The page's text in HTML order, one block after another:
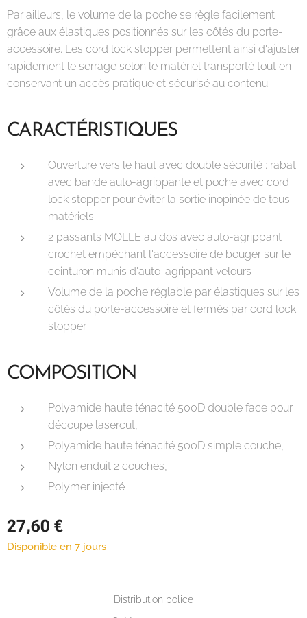
Par ailleurs, le volume de la poche se règle facilement
grâce aux élastiques positionnés sur les côtés du porte-
accessoire. Les cord lock stopper permettent ainsi d'ajuster
rapidement le serrage selon le matériel transporté tout en
conservant un accès pratique et sécurisé au contenu.
CARACTÉRISTIQUES
Ouverture vers le haut avec double sécurité : rabat
avec bande auto-agrippante et poche avec cord
lock stopper pour éviter la sortie inopinée de tous
matériels
2 passants MOLLE au dos avec auto-agrippant
crochet empêchant l'accessoire de bouger sur le
ceinturon munis d'auto-agrippant velours
Volume de la poche réglable par élastiques sur les
côtés du porte-accessoire et fermés par cord lock
stopper
COMPOSITION
Polyamide haute ténacité 500D double face pour
découpe lasercut,
Polyamide haute ténacité 500D simple couche,
Nylon enduit 2 couches,
Polymer injecté
27,60 €
Disponible en 7 jours
Distribution police